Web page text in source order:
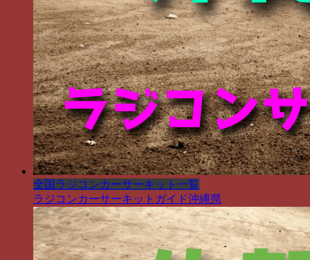
全国ラジコンカーサーキット一覧
ラジコンカーサーキットガイド沖縄県